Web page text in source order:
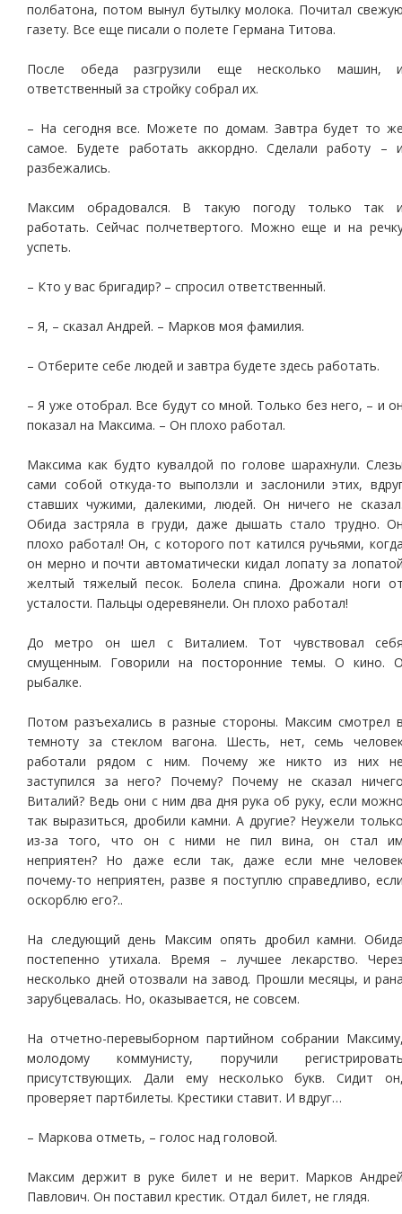
полбатона, потом вынул бутылку молока. Почитал
газету. Все еще писали о полете Германа Титова.
После обеда разгрузили еще несколько машин,
ответственный за стройку собрал их.
– На сегодня все. Можете по домам. Завтра будет то
самое. Будете работать аккордно. Сделали работу –
разбежались.
Максим обрадовался. В такую погоду только так
работать. Сейчас полчетвертого. Можно еще и на
успеть.
– Кто у вас бригадир? – спросил ответственный.
– Я, – сказал Андрей. – Марков моя фамилия.
– Отберите себе людей и завтра будете здесь работать.
– Я уже отобрал. Все будут со мной. Только без него, – и
показал на Максима. – Он плохо работал.
Максима как будто кувалдой по голове шарахнули.
сами собой откуда-то выползли и заслонили этих,
ставших чужими, далекими, людей. Он ничего не
Обида застряла в груди, даже дышать стало трудно.
плохо работал! Он, с которого пот катился ручьями,
он мерно и почти автоматически кидал лопату за
желтый тяжелый песок. Болела спина. Дрожали ноги
усталости. Пальцы одеревянели. Он плохо работал!
До метро он шел с Виталием. Тот чувствовал
смущенным. Говорили на посторонние темы. О кино.
рыбалке.
Потом разъехались в разные стороны. Максим смотрел
темноту за стеклом вагона. Шесть, нет, семь
работали рядом с ним. Почему же никто из них
заступился за него? Почему? Почему не сказал
Виталий? Ведь они с ним два дня рука об руку, если
так выразиться, дробили камни. А другие? Неужели
из-за того, что он с ними не пил вина, он стал
неприятен? Но даже если так, даже если мне
почему-то неприятен, разве я поступлю справедливо,
оскорблю его?..
На следующий день Максим опять дробил камни.
постепенно утихала. Время – лучшее лекарство.
несколько дней отозвали на завод. Прошли месяцы, и
зарубцевалась. Но, оказывается, не совсем.
На отчетно-перевыборном партийном собрании
молодому коммунисту, поручили
присутствующих. Дали ему несколько букв. Сидит
проверяет партбилеты. Крестики ставит. И вдруг…
– Маркова отметь, – голос над головой.
Максим держит в руке билет и не верит. Марков
Павлович. Он поставил крестик. Отдал билет, не глядя.